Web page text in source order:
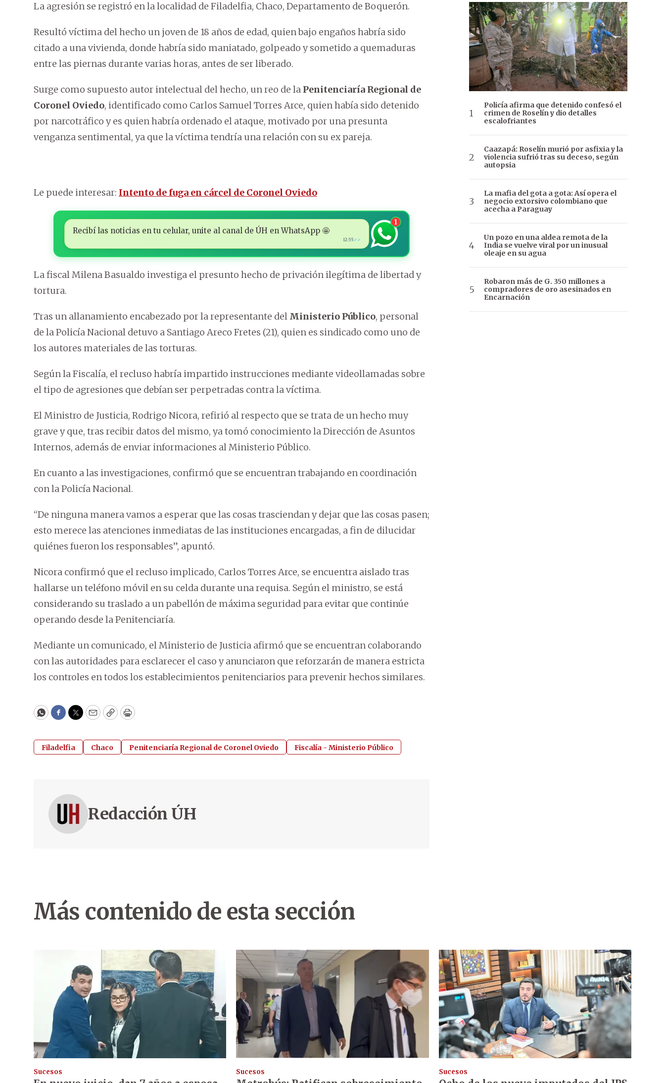
La agresión se registró en la localidad de Filadelfia, Chaco, Departamento de Boquerón.
Resultó víctima del hecho un joven de 18 años de edad, quien bajo engaños habría sido
citado a una vivienda, donde habría sido maniatado, golpeado y sometido a quemaduras
entre las piernas durante varias horas, antes de ser liberado.
Surge como supuesto autor intelectual del hecho, un reo de la Penitenciaría Regional de
Coronel Oviedo, identificado como Carlos Samuel Torres Arce, quien había sido detenido
por narcotráfico y es quien habría ordenado el ataque, motivado por una presunta
venganza sentimental, ya que la víctima tendría una relación con su ex pareja.
Le puede interesar: Intento de fuga en cárcel de Coronel Oviedo
Recibí las noticias en tu celular, unite al canal de ÚH en WhatsApp 🤩
12:55 ✓✓
1
La fiscal Milena Basualdo investiga el presunto hecho de privación ilegítima de libertad y
tortura.
Tras un allanamiento encabezado por la representante del Ministerio Público, personal
de la Policía Nacional detuvo a Santiago Areco Fretes (21), quien es sindicado como uno de
los autores materiales de las torturas.
Según la Fiscalía, el recluso habría impartido instrucciones mediante videollamadas sobre
el tipo de agresiones que debían ser perpetradas contra la víctima.
El Ministro de Justicia, Rodrigo Nicora, refirió al respecto que se trata de un hecho muy
grave y que, tras recibir datos del mismo, ya tomó conocimiento la Dirección de Asuntos
Internos, además de enviar informaciones al Ministerio Público.
En cuanto a las investigaciones, confirmó que se encuentran trabajando en coordinación
con la Policía Nacional.
“De ninguna manera vamos a esperar que las cosas trasciendan y dejar que las cosas pasen;
esto merece las atenciones inmediatas de las instituciones encargadas, a fin de dilucidar
quiénes fueron los responsables”, apuntó.
Nicora confirmó que el recluso implicado, Carlos Torres Arce, se encuentra aislado tras
hallarse un teléfono móvil en su celda durante una requisa. Según el ministro, se está
considerando su traslado a un pabellón de máxima seguridad para evitar que continúe
operando desde la Penitenciaría.
Mediante un comunicado, el Ministerio de Justicia afirmó que se encuentran colaborando
con las autoridades para esclarecer el caso y anunciaron que reforzarán de manera estricta
los controles en todos los establecimientos penitenciarios para prevenir hechos similares.
WhatsApp
Facebook
Twitter
EmailCopyPrint
Filadelfia Chaco Penitenciaría Regional de Coronel Oviedo Fiscalía - Ministerio Público
Redacción ÚH
Policía afirma que detenido confesó el
crimen de Roselín y dio detalles
escalofriantes
Caazapá: Roselín murió por asfixia y la
violencia sufrió tras su deceso, según
autopsia
La mafia del gota a gota: Así opera el
negocio extorsivo colombiano que
acecha a Paraguay
Un pozo en una aldea remota de la
India se vuelve viral por un inusual
oleaje en su agua
Robaron más de G. 350 millones a
compradores de oro asesinados en
Encarnación
Más contenido de esta sección
Sucesos Sucesos Sucesos